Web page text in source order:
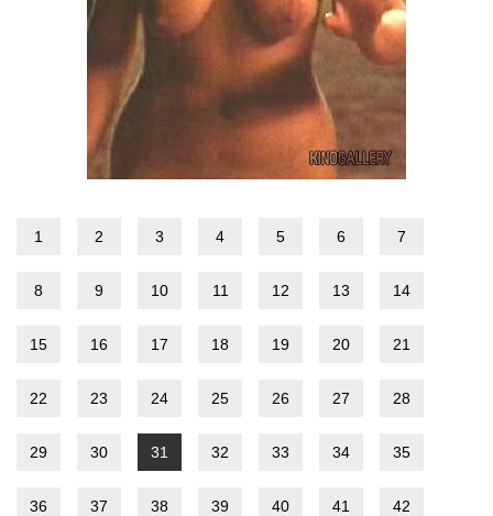
1 2 3 4 5 6 7
8 9 10 11 12 13 14
15 16 17 18 19 20 21
22 23 24 25 26 27 28
29 30 31 32 33 34 35
36 37 38 39 40 41 42